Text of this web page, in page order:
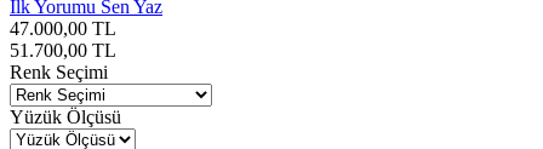
İlk Yorumu Sen Yaz
47.000,00 TL
51.700,00 TL
Renk Seçimi
Yüzük Ölçüsü